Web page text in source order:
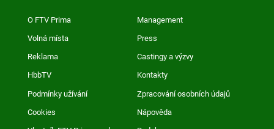
O FTV Prima Management
Volná místa Press
Reklama Castingy a výzvy
HbbTV Kontakty
Podmínky užívání Zpracování osobních údajů
Cookies Nápověda